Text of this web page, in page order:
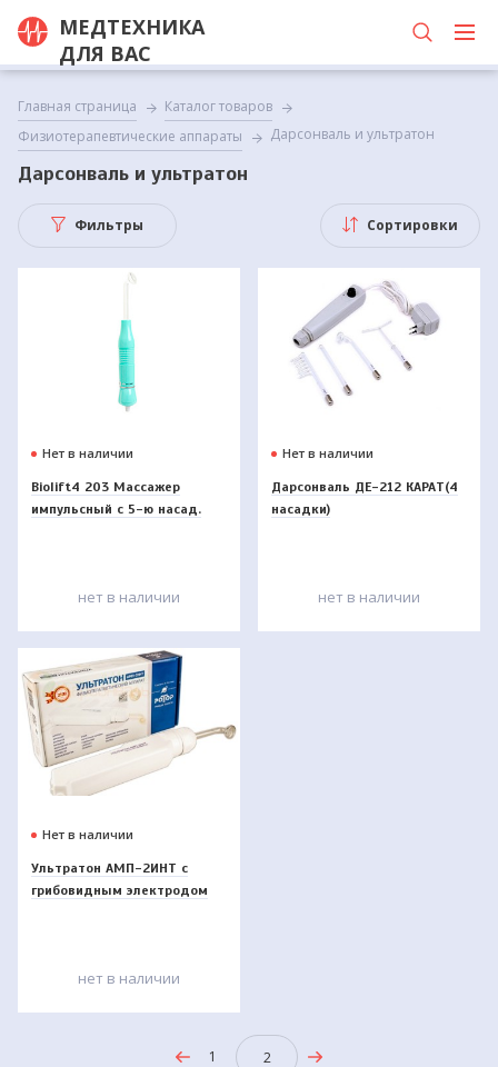
МЕДТЕХНИКА
ДЛЯ ВАС
Главная страница
Каталог товаров
Физиотерапевтические аппараты
Дарсонваль и ультратон
Дарсонваль и ультратон
Фильтры Сортировки
Нет в наличии
Biolift4 203 Массажер
импульсный с 5-ю насад.
нет в наличии
Нет в наличии
Дарсонваль ДЕ-212 КАРАТ(4
насадки)
нет в наличии
Нет в наличии
Ультратон АМП-2ИНТ с
грибовидным электродом
нет в наличии
1 2